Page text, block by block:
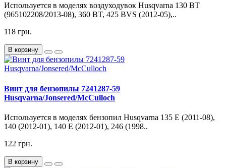
Используется в моделях воздуходувок Husqvarna 130 BT
(965102208/2013-08), 360 BT, 425 BVS (2012-05),..
118 грн.
В корзину
Винт для бензопилы 7241287-59
Husqvarna/Jonsered/McCulloch
Используется в моделях бензопил Husqvarna 135 E (2011-08),
140 (2012-01), 140 E (2012-01), 246 (1998..
122 грн.
В корзину